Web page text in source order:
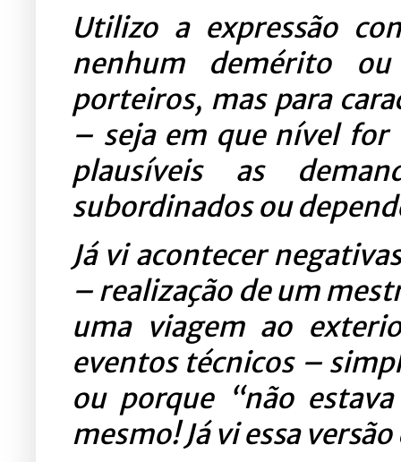
Utilizo a expressão
nenhum demérito
porteiros, mas para
– seja em que nível
plausíveis as
subordinados ou
Já vi acontecer
– realização de um
uma viagem ao
eventos técnicos –
ou porque “não
mesmo! Já vi essa